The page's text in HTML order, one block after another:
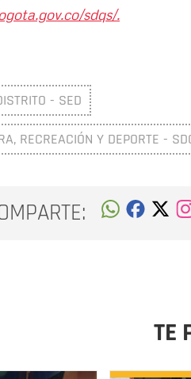
sdqs/.
- SED
RECREACIÓN Y DEPORTE -
TE